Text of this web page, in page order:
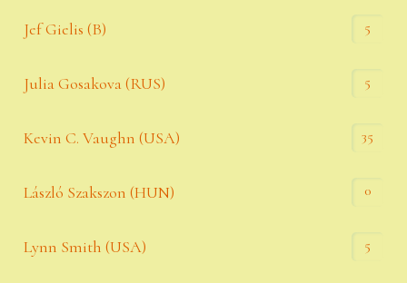
Jef Gielis (B) 5
Julia Gosakova (RUS) 5
Kevin C. Vaughn (USA) 35
László Szakszon (HUN) 0
Lynn Smith (USA) 5